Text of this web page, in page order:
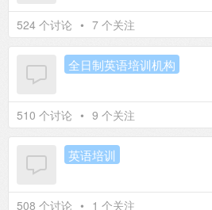
524 个讨论 • 7 个关注
全日制英语培训机构
510 个讨论 • 9 个关注
英语培训
508 个讨论 • 1 个关注